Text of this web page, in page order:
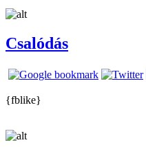
Csalódás
{fblike}